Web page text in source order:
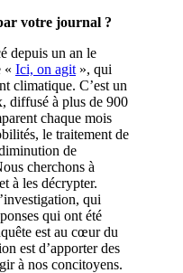
votre journal ?
depuis un an le
« Ici, on agit », qui
climatique. C’est un
diffusé à plus de 900
chaque mois
le traitement de
de
cherchons à
à les décrypter.
qui
qui ont été
est au cœur du
est d’apporter des
à nos concitoyens.